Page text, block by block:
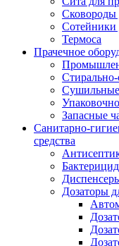
Сковороды
Сотейники
Термоса
Прачечное
Запасные
Санитарно-
средства
Дозаторы